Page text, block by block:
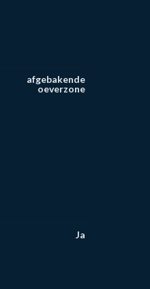
afgebakende
oeverzone
Ja